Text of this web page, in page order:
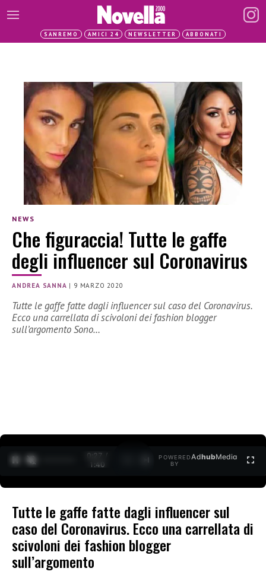
SANREMO AMICI 24 NEWSLETTER ABBONATI
NEWS
Che figuraccia! Tutte le gaffe
degli influencer sul Coronavirus
ANDREA SANNA | 9 MARZO 2020
Tutte le gaffe fatte dagli influencer sul caso del Coronavirus.
Ecco una carrellata di scivoloni dei fashion blogger
sull’argomento Sono…
0:28 /
1:40
POWERED
BY
AdhubMedia
Tutte le gaffe fatte dagli influencer sul
caso del Coronavirus. Ecco una carrellata di
scivoloni dei fashion blogger
sull’argomento